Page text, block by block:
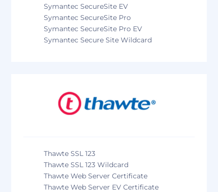
Symantec SecureSite EV
Symantec SecureSite Pro
Symantec SecureSite Pro EV
Symantec Secure Site Wildcard
Thawte SSL 123
Thawte SSL 123 Wildcard
Thawte Web Server Certificate
Thawte Web Server EV Certificate